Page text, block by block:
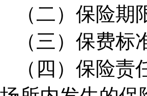
（二）保险
（三）保费
（四）保险